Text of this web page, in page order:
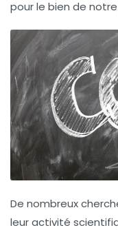
pour le bien de
De nombreux
leur activité